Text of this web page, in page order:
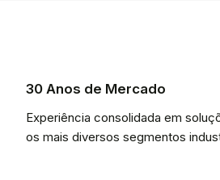
30 Anos de Mercado
Experiência consolidada em
os mais diversos segmentos